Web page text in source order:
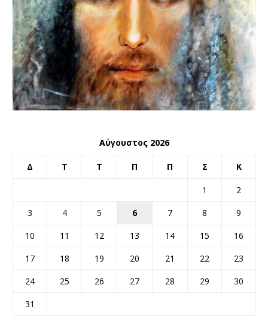
Αύγουστος 2026
Δ Τ Τ Π Π Σ Κ
1
2
3
4 5 6 7 8
9
10
11 12 13 14 15
16
17
18 19 20 21 22
23
24
25 26 27 28 29
30
31